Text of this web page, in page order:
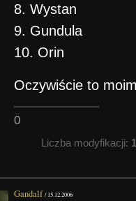
8. Wystan
9. Gundula
10. Orin
Oczywiście to
0
Liczba modyfikacji: 1
Gandalf /15.12.2006